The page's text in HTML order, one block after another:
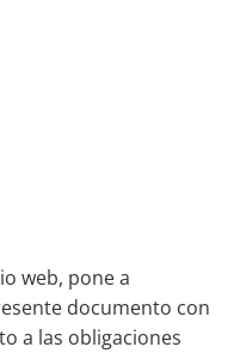
web, pone a
documento con
a las obligaciones